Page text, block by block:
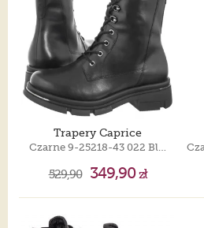
Trapery Caprice
529,90 349,90zł